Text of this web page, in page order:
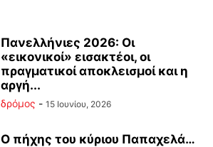
Πανελλήνιες 2026: Οι
«εικονικοί» εισακτέοι, οι
πραγματικοί αποκλεισμοί και η
αργή...
δρόμος - 15 Ιουνίου, 2026
Ο πήχης του κύριου Παπαχελά…